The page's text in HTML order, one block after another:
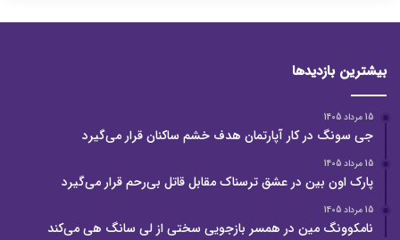
بیشترین بازدیدها
15 مرداد 1405
جی سونگ در کار آپارتمان هدف خشم ساکنان قرار می‌گیرد
15 مرداد 1405
پارک اون بین در عشق ترسناک مقابل قاتل بی‌رحم قرار می‌گیرد
15 مرداد 1405
نامکوونگ مین در همسر بازجویی سختی از لی سانگ هی می‌کند